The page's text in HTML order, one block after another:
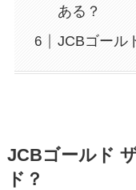
ある？
JCBゴール
JCBゴールド
ド？